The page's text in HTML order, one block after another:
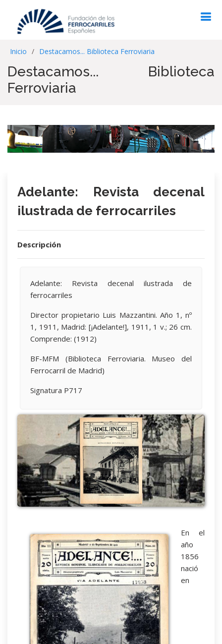
Inicio Destacamos... Biblioteca Ferroviaria
Destacamos... Biblioteca
Ferroviaria
Adelante: Revista decenal
ilustrada de ferrocarriles
Descripción
Adelante: Revista decenal ilustrada de
ferrocarriles
Director propietario Luis Mazzantini. Año 1, nº
1, 1911, Madrid: [¡Adelante!], 1911, 1 v.; 26 cm.
Comprende: (1912)
BF-MFM (Biblioteca Ferroviaria. Museo del
Ferrocarril de Madrid)
Signatura P717
En el
año
1856
nació
en